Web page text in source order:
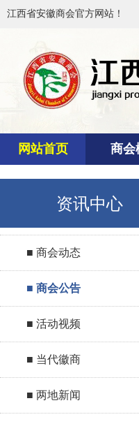
江西省安徽商会官方网站！
网站首页 商会
资讯中心
■ 商会动态
■ 商会公告
■ 活动视频
■ 当代徽商
■ 两地新闻